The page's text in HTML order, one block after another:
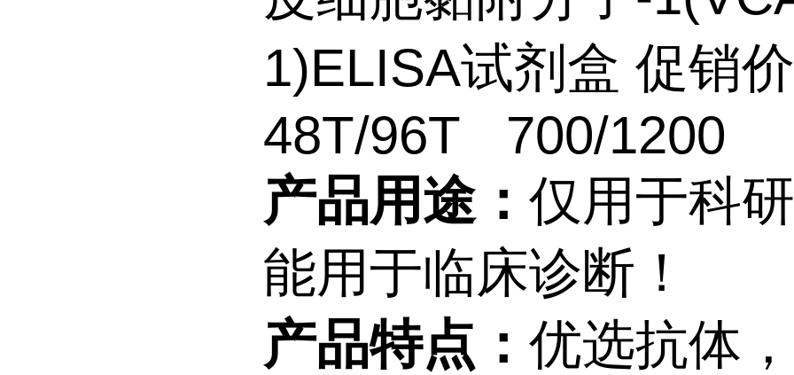
1)ELISA试剂盒 促销价
48T/96T 700/1200
产品用途： 仅用于科
能用于临床诊断！
产品特点： 优选抗体